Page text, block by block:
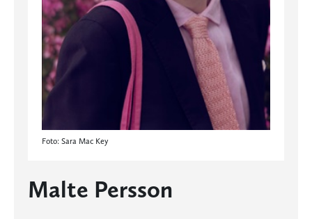
Foto: Sara Mac Key
Malte Persson